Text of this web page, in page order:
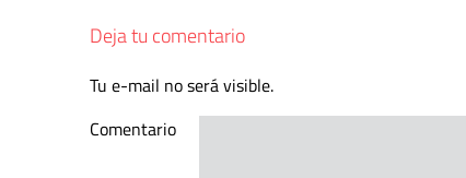
Deja tu comentario
Tu e-mail no será visible.
Comentario